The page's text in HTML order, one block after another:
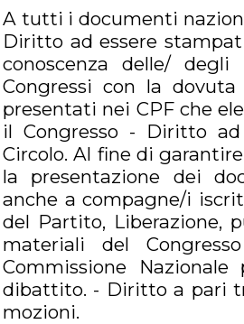
A tutti i documenti
Diritto ad essere
conoscenza delle/
Congressi con la
presentati nei CPF che
il Congresso - Diritto
Circolo. Al fine di
la presentazione dei
anche a compagne/i
del Partito, Liberazione,
materiali del
Commissione
dibattito. - Diritto a pari
mozioni.